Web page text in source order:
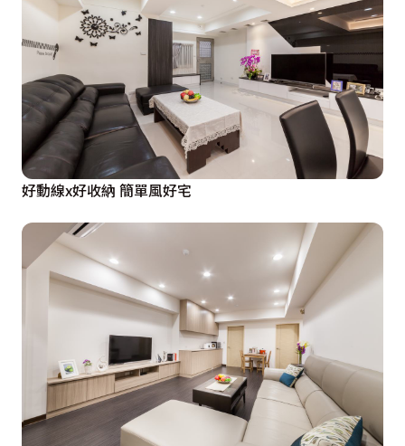
好動線x好收納 簡單風好宅